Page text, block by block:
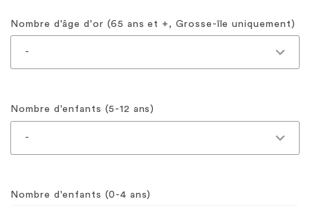
Nombre d'âge d'or (65 ans et +, Grosse-île uniquement)
Nombre d'enfants (5-12 ans)
Nombre d'enfants (0-4 ans)